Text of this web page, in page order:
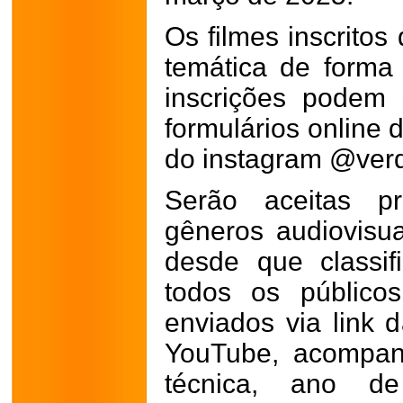
Os filmes inscritos
temática de
inscrições
formulários online
do instagram
Serão aceitas
gêneros
desde que
todos os
enviados via link
YouTube,
técnica, ano